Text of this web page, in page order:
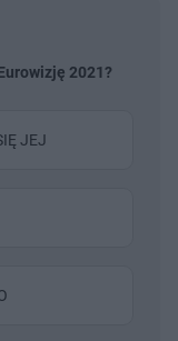
2021?
JEJ